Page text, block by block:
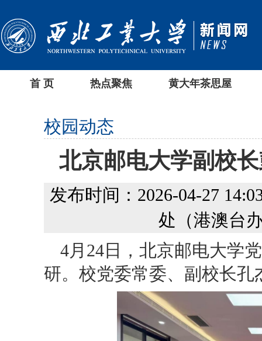
首 页 热点聚焦 黄大年茶思屋
校园动态
北京邮电大学副校
发布时间：2026-04-27
处（港澳台
4月24日，北京邮电大学
研。校党委常委、副校长孔